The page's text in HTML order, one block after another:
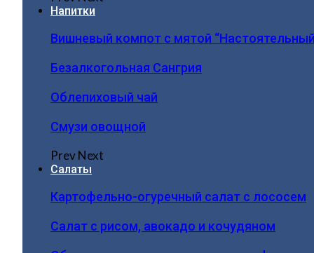
Напитки
Вишневый компот с мятой
Безалкогольная Сангрия
Облепиховый чай
Смузи овощной
PrevNext
Салаты
Картофельно-огуречный салат с лососем
Салат с рисом, авокадо и кочудяном